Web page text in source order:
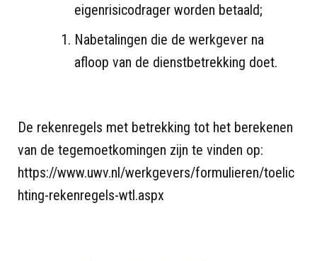
eigenrisicodrager worden betaald;
Nabetalingen die de werkgever na
afloop van de dienstbetrekking doet.
De rekenregels met betrekking tot het berekenen
van de tegemoetkomingen zijn te vinden op:
https://www.uwv.nl/werkgevers/formulieren/toelic
hting-rekenregels-wtl.aspx